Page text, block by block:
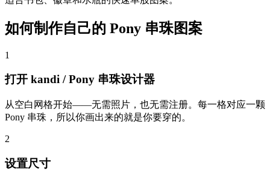
如何制作自己的 Pony 串珠图案
1
打开 kandi / Pony 串珠设计器
从空白网格开始——无需照片，也无需注册。每一格对应一颗
Pony 串珠，所以你画出来的就是你要穿的。
2
设置尺寸